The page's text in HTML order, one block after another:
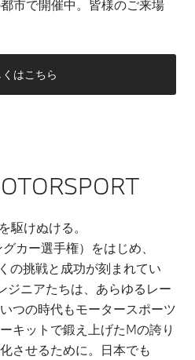
市で開催中。皆様のご来場
はこちら
駆けぬける。
カー選手権）をはじめ、
の挑戦と成功が刻まれてい
ジニアたちは、あらゆるレー
つの時代もモータースポーツ
キットで鍛え上げたMの誇り
させるために。日本でも